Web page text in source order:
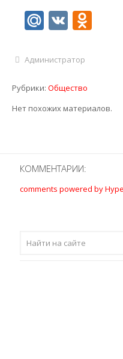
Mail.Ru
VK
Администратор
Рубрики: Общество
Нет похожих материалов.
КОММЕНТАРИИ:
comments powered by